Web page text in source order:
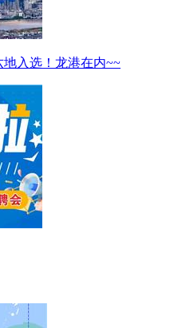
入选！龙港在内~~